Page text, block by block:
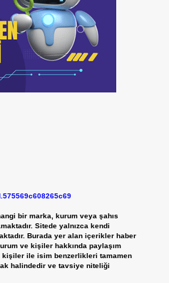
bir marka, kurum veya şahıs
Sitede yalnızca kendi
Burada yer alan içerikler haber
ve kişiler hakkında paylaşım
kişiler ile isim benzerlikleri tamamen
halindedir ve tavsiye niteliği